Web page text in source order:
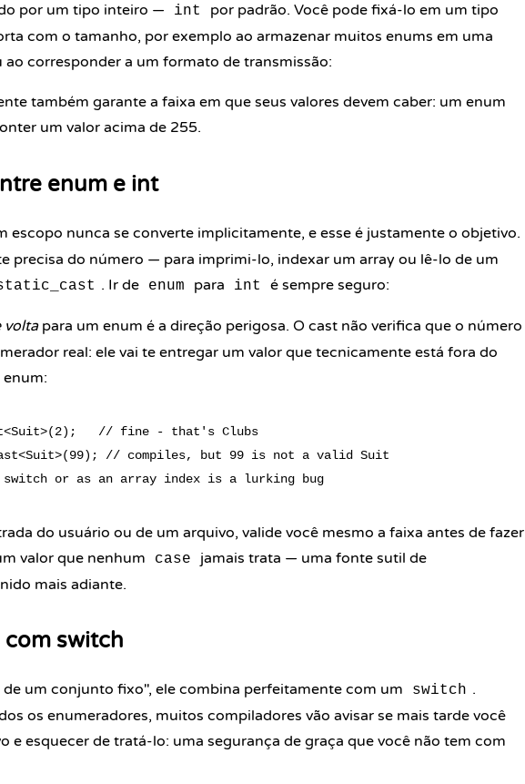
por um tipo inteiro — int
por padrão. Você pode fixá-lo em um tipo
com o tamanho, por exemplo ao armazenar muitos enums em uma
corresponder a um formato de transmissão:
também garante a faixa em que seus valores devem caber: um enum
um valor acima de 255.
enum e int
escopo nunca se converte implicitamente, e esse é justamente o objetivo.
precisa do número — para imprimi-lo, indexar um array ou lê-lo de um
. Ir de enum para int é sempre seguro:
voltapara um enum é a direção perigosa. O cast não verifica que o número
real: ele vai te entregar um valor que tecnicamente está fora do
// fine - that's Clubs
// compiles, but 99 is not a valid Suit
do usuário ou de um arquivo, valide você mesmo a faixa antes de fazer
valor que nenhum
case
jamais trata — uma fonte sutil de
mais adiante.
com switch
um conjunto fixo", ele combina perfeitamente com um switch .
os enumeradores, muitos compiladores vão avisar se mais tarde você
e esquecer de tratá-lo: uma segurança de graça que você não tem com